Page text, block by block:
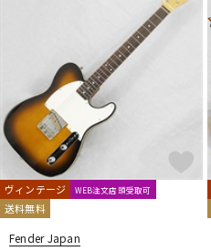
配信/ライブ機器
中古
ヴィンテージ WEB注文店頭受取可
送料無料
Fender Japan